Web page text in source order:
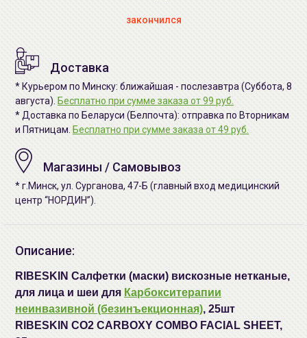
закончился
Доставка
* Курьером по Минску: ближайшая - послезавтра (Суббота, 8
августа). Бесплатно при сумме заказа от 99 руб.
* Доставка по Беларуси (Белпочта): отправка по Вторникам
и Пятницам. Бесплатно при сумме заказа от 49 руб.
Магазины / Самовывоз
* г.Минск, ул. Сурганова, 47-Б (главный вход медицинский
центр “НОРДИН”).
Описание:
RIBESKIN Салфетки (маски) вискозные нетканые,
для лица и шеи для Карбокситерапии
неинвазивной (безинъекционная), 25шт
RIBESKIN CO2 CARBOXY COMBO FACIAL SHEET,